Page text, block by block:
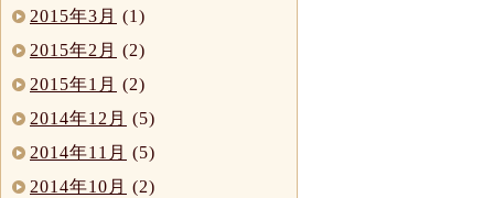
2015年3月 (1)
2015年2月 (2)
2015年1月 (2)
2014年12月 (5)
2014年11月 (5)
2014年10月 (2)